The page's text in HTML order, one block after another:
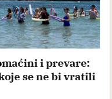
i prevare:
se ne bi vratili